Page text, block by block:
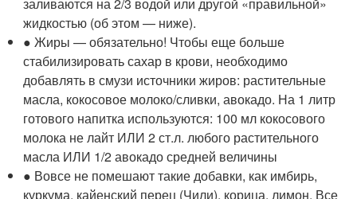
жидкостью (об этом — ниже).
● Жиры — обязательно! Чтобы еще больше
стабилизировать сахар в крови, необходимо
добавлять в смузи источники жиров: растительные
масла, кокосовое молоко/сливки, авокадо. На 1 литр
готового напитка используются: 100 мл кокосового
молока не лайт ИЛИ 2 ст.л. любого растительного
масла ИЛИ 1/2 авокадо средней величины
● Вовсе не помешают такие добавки, как имбирь,
куркума, кайенский перец (Чили), корица, лимон. Все